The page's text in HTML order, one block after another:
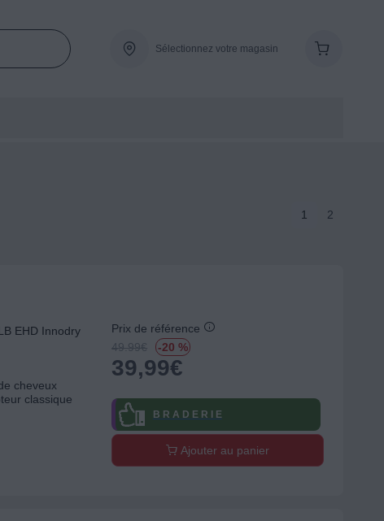
Sélectionnez votre magasin
1 2
EHD Innodry
cheveux
classique
Prix de référence
49.99€ -20 %
39,99€
B R A D E R I E
Ajouter au panier